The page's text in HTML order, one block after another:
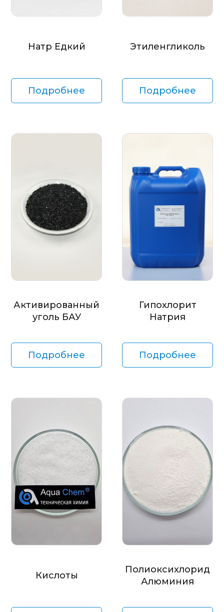
Натр Едкий
Подробнее
Этиленгликоль
Подробнее
Активированный
уголь БАУ
Подробнее
Гипохлорит
Натрия
Подробнее
Кислоты
Полиоксихлорид
Алюминия